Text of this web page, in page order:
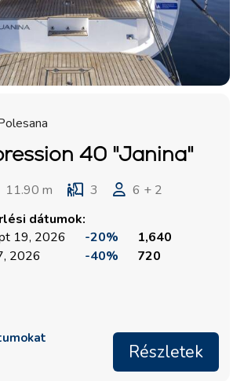
40 "Janina"
11.90 m 3
6 + 2
dátumok:
19, 2026
-20%
1,640
2026
-40% 720
Részletek